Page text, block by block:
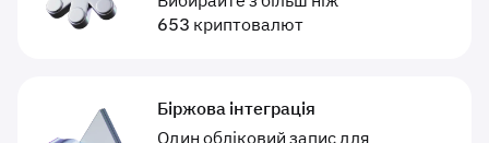
653 криптовалют
Біржова інтеграція
Один обліковий запис для